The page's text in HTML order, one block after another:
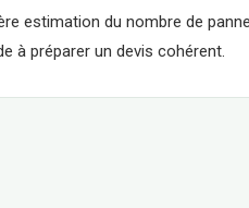
estimation du nombre de
à préparer un devis cohérent.